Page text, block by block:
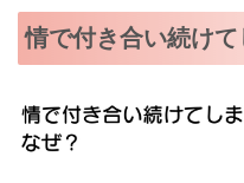
情で付き合い続け